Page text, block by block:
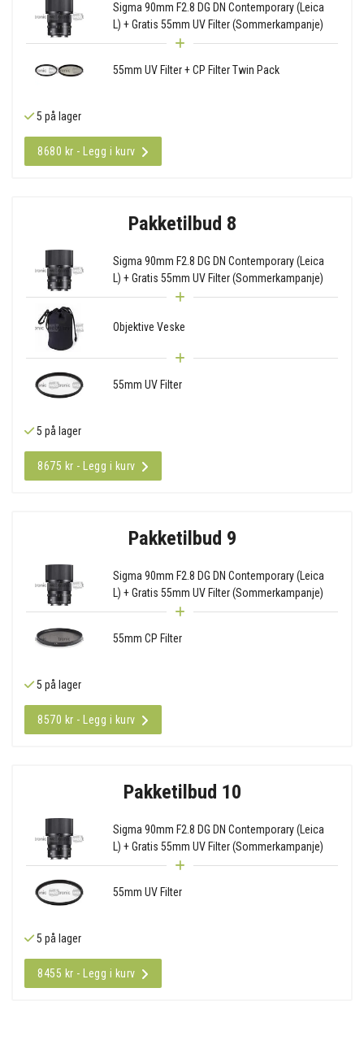
Sigma 90mm F2.8 DG DN Contemporary (Leica
L) + Gratis 55mm UV Filter (Sommerkampanje)
55mm UV Filter + CP Filter Twin Pack
5 på lager
8680 kr - Legg i kurv
Pakketilbud 8
Sigma 90mm F2.8 DG DN Contemporary (Leica
L) + Gratis 55mm UV Filter (Sommerkampanje)
Objektive Veske
55mm UV Filter
5 på lager
8675 kr - Legg i kurv
Pakketilbud 9
Sigma 90mm F2.8 DG DN Contemporary (Leica
L) + Gratis 55mm UV Filter (Sommerkampanje)
55mm CP Filter
5 på lager
8570 kr - Legg i kurv
Pakketilbud 10
Sigma 90mm F2.8 DG DN Contemporary (Leica
L) + Gratis 55mm UV Filter (Sommerkampanje)
55mm UV Filter
5 på lager
8455 kr - Legg i kurv